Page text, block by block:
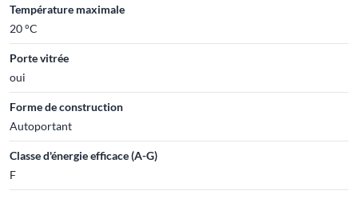
Température maximale
20 °C
Porte vitrée
oui
Forme de construction
Autoportant
Classe d'énergie efficace (A-G)
F